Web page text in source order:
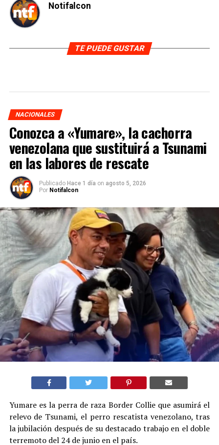
Notifalcon
TE PUEDE GUSTAR
NACIONALES
Conozca a «Yumare», la cachorra
venezolana que sustituirá a Tsunami
en las labores de rescate
Publicado Hace 1 día on agosto 5, 2026
Por Notifalcon
Yumare es la perra de raza Border Collie que asumirá el
relevo de Tsunami, el perro rescatista venezolano, tras
la jubilación después de su destacado trabajo en el doble
terremoto del 24 de junio en el país.